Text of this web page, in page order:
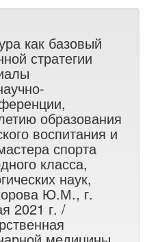
как базовый
стратегии
образования
воспитания и
спорта
класса,
наук,
Ю.М., г.
2021 г. /